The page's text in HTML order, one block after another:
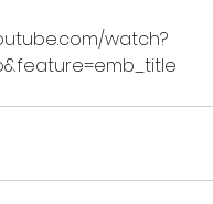
watch?